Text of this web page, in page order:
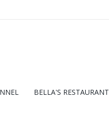
BELLA'S RESTAURANT